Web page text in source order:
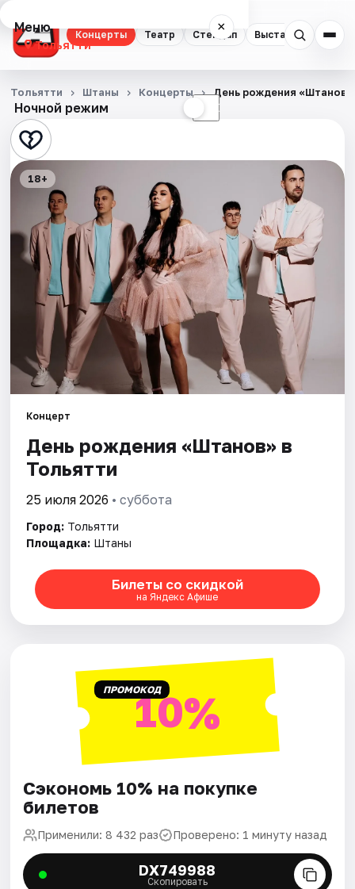
Концерты Театр Стендап Выставки Спорт
Меню ×
Тольятти
Концерты
Театр
Стендап
Выставки
Спорт
События
Города
Площадки
Артисты
Ночной режим ☾
Тольятти Штаны Концерты День рождения «Штанов»
18+
Концерт
День рождения «Штанов» в
Тольятти
25 июля 2026 • суббота
Город: Тольятти
Площадка: Штаны
Билеты со скидкой
на Яндекс Афише
ПРОМОКОД10%
Сэкономь 10% на покупке
билетов
Применили: 8 432 раз Проверено: 1 минуту назад
DX749988
Скопировать